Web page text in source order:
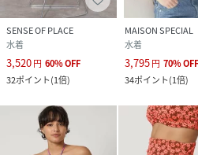
裏地 : なし
光沢 : なし
ポケット : なし
原産国 フィリピン
SENSE OF PLACE
水着
3,520円 60%OFF
32ポイント(1倍)
MAISON SPECIAL
水着
3,795円 70%OFF
34ポイント(1倍)